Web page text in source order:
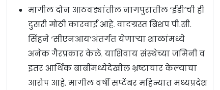
मागील दोन आठवड्यांतील नागपुरातील ‘ईडी’ची ही
दुसरी मोठी कारवाई आहे. वादग्रस्त बिशप पी.सी.
सिंहने ‘सीएनआय’अंतर्गत येणाऱ्या शाळांमध्ये
अनेक गैरप्रकार केले. याशिवाय संस्थेच्या जमिनी व
इतर आर्थिक बाबींमध्येदेखील भ्रष्टाचार केल्याचा
आरोप आहे. मागील वर्षी सप्टेंबर महिन्यात मध्यप्रदेश